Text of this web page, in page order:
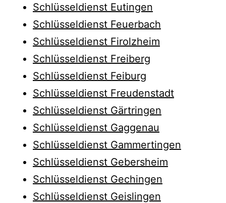
Schlüsseldienst Eutingen
Schlüsseldienst Feuerbach
Schlüsseldienst Firolzheim
Schlüsseldienst Freiberg
Schlüsseldienst Feiburg
Schlüsseldienst Freudenstadt
Schlüsseldienst Gärtringen
Schlüsseldienst Gaggenau
Schlüsseldienst Gammertingen
Schlüsseldienst Gebersheim
Schlüsseldienst Gechingen
Schlüsseldienst Geislingen